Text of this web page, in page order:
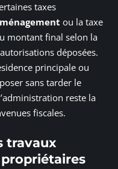
taxes
ou la taxe
montant final selon la
déposées.
principale ou
sans tarder le
reste la
fiscales.
travaux